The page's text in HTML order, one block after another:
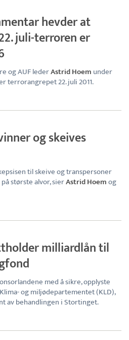
hevder at
juli-terroren er
og AUF lederAstrid Hoem under
terrorangrepet 22. juli 2011.
og skeives
til skeive og transpersoner
største alvor, sierAstrid Hoemog
milliardlån til
med å sikre, opplyste
og miljødepartementet (KLD),
av behandlingen i Stortinget.